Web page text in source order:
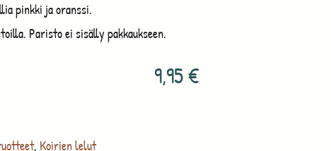
pinkki ja oranssi.
Paristo ei sisälly pakkaukseen.
9,95€
, Koirien lelut